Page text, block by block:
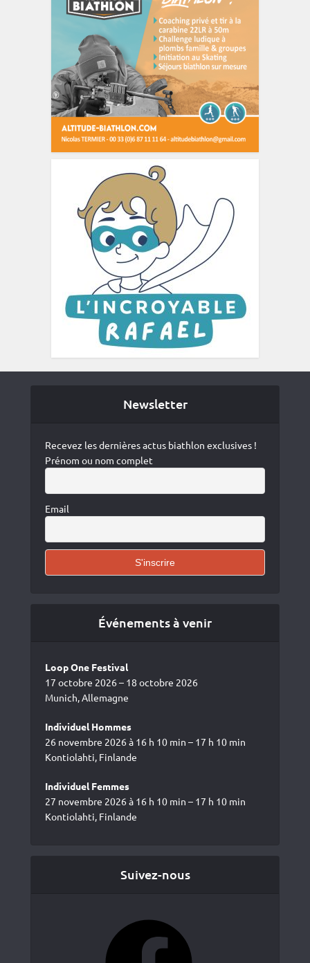
Newsletter
Recevez les dernières actus biathlon exclusives !
Prénom ou nom complet
Email
Événements à venir
Loop One Festival
17 octobre 2026 – 18 octobre 2026
Munich, Allemagne
Individuel Hommes
26 novembre 2026 à 16 h 10 min – 17 h 10 min
Kontiolahti, Finlande
Individuel Femmes
27 novembre 2026 à 16 h 10 min – 17 h 10 min
Kontiolahti, Finlande
Suivez-nous